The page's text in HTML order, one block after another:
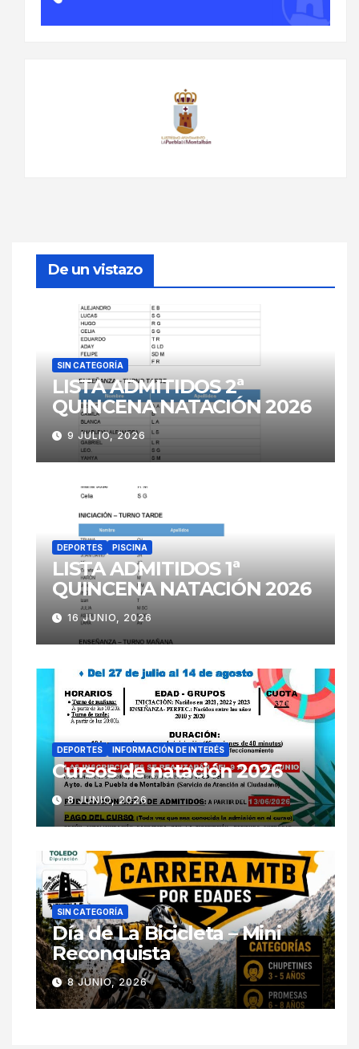
De un vistazo
SIN CATEGORÍA
LISTA ADMITIDOS 2ª
QUINCENA NATACIÓN 2026
9 JULIO, 2026
DEPORTES PISCINA
LISTA ADMITIDOS 1ª
QUINCENA NATACIÓN 2026
16 JUNIO, 2026
DEPORTES INFORMACIÓN DE INTERÉS
Cursos de natación 2026
8 JUNIO, 2026
SIN CATEGORÍA
Día de La Bicicleta – Mini
Reconquista
8 JUNIO, 2026